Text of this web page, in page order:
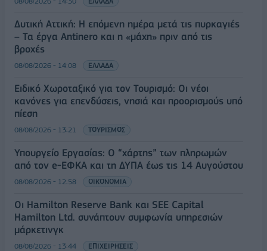
Δυτική Αττική: Η επόμενη ημέρα μετά τις πυρκαγιές
– Τα έργα Antinero και η «μάχη» πριν από τις
βροχές
08/08/2026 - 14:08 ΕΛΛΑΔΑ
Ειδικό Χωροταξικό για τον Τουρισμό: Οι νέοι
κανόνες για επενδύσεις, νησιά και προορισμούς υπό
πίεση
08/08/2026 - 13:21 ΤΟΥΡΙΣΜΟΣ
Υπουργείο Εργασίας: Ο “χάρτης” των πληρωμών
από τον e-ΕΦΚΑ και τη ΔΥΠΑ έως τις 14 Αυγούστου
08/08/2026 - 12:58 ΟΙΚΟΝΟΜΙΑ
Οι Hamilton Reserve Bank και SEE Capital
Hamilton Ltd. συνάπτουν συμφωνία υπηρεσιών
μάρκετινγκ
08/08/2026 - 13:44 ΕΠΙΧΕΙΡΗΣΕΙΣ